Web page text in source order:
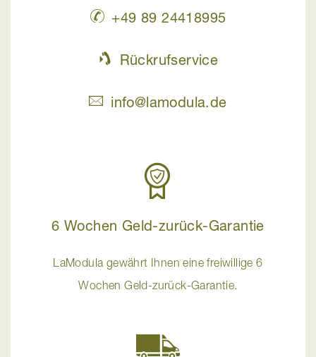
+49 89 24418995
Rückrufservice
info@lamodula.de
6 Wochen Geld-zurück-Garantie
LaModula gewährt Ihnen eine freiwillige 6
Wochen Geld-zurück-Garantie.